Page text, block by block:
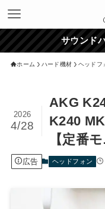
サウンド
ホーム ハード機材 ヘッドフ
AKG
K240
【定番
2026
4/28
広告 ヘッドフォン